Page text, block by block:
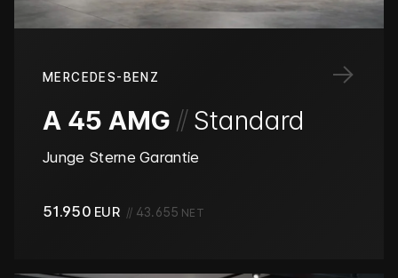
→
MERCEDES-BENZ
A 45 AMG // Standard
Junge Sterne Garantie
51.950 EUR // 43.655 NET